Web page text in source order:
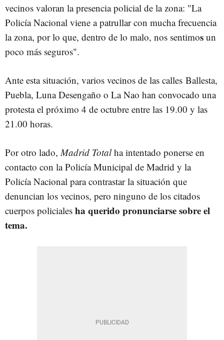
vecinos valoran la presencia policial de la zona: "La
Policía Nacional viene a patrullar con mucha frecuencia
la zona, por lo que, dentro de lo malo, nos sentimos un
poco más seguros".
Ante esta situación, varios vecinos de las calles Ballesta,
Puebla, Luna Desengaño o La Nao han convocado una
protesta el próximo 4 de octubre entre las 19.00 y las
21.00 horas.
Por otro lado,Madrid Totalha intentado ponerse en
contacto con la Policía Municipal de Madrid y la
Policía Nacional para contrastar la situación que
denuncian los vecinos, pero ninguno de los citados
cuerpos policiales ha querido pronunciarse sobre el
tema.